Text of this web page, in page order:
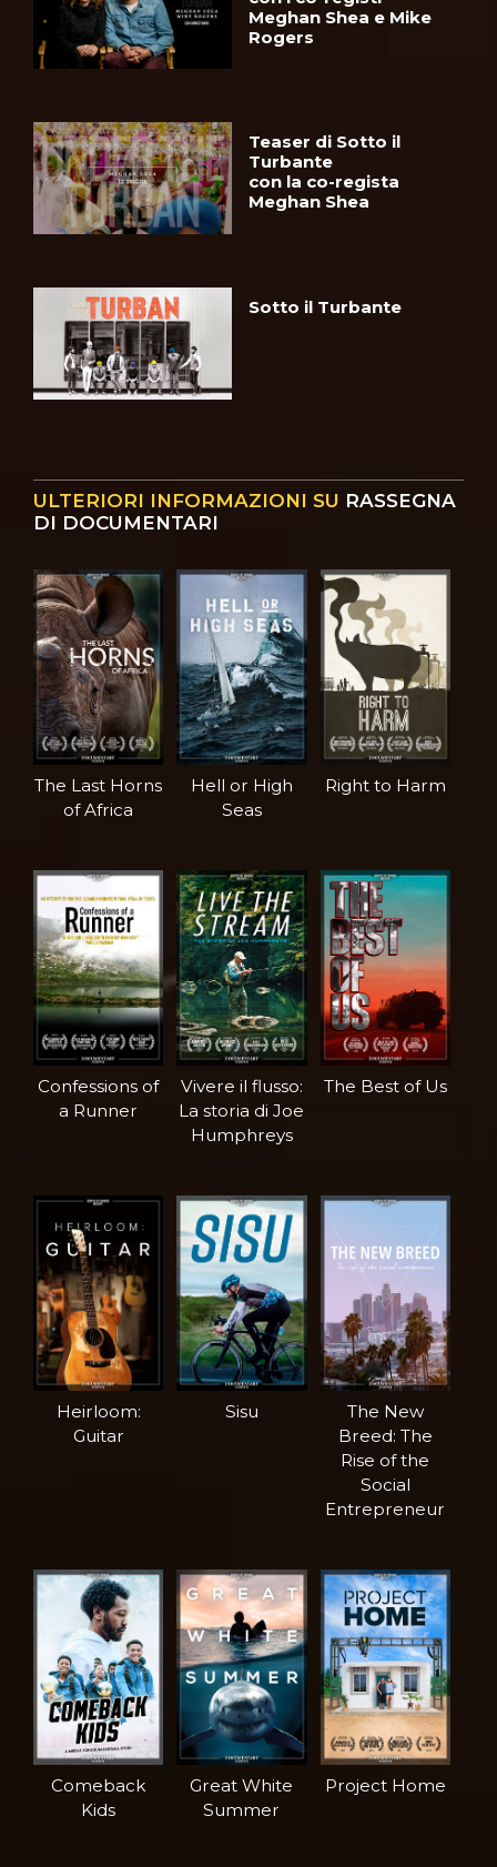
Meghan Shea e Mike
Rogers
Teaser di Sotto il
Turbante
con la co-regista
Meghan Shea
Sotto il Turbante
ULTERIORI INFORMAZIONI SU RASSEGNA
DI DOCUMENTARI
The Last Horns
of Africa
Hell or High
Seas
Right to Harm
Confessions of
a Runner
Vivere il flusso:
La storia di Joe
Humphreys
The Best of Us
Heirloom:
Guitar
Sisu
The New
Breed: The
Rise of the
Social
Entrepreneur
Comeback
Kids
Great White
Summer
Project Home